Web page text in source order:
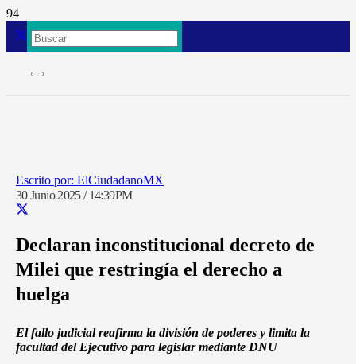
ElCiudadanoMX
30 Junio 2025 / 14:39PM
Declaran inconstitucional decreto de
Milei que restringía el derecho a
huelga
El fallo judicial reafirma la división de poderes y limita la
facultad del Ejecutivo para legislar mediante DNU